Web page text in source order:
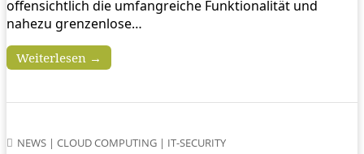
offensichtlich die umfangreiche Funktionalität und
nahezu grenzenlose…
Weiterlesen →
NEWS | CLOUD COMPUTING | IT-SECURITY